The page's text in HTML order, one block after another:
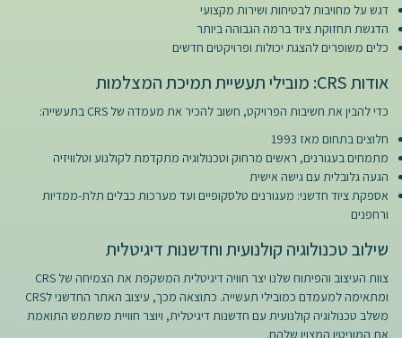
דגש על מחויבות לבטיחות ושירות מקצועי
הדגשת תחזוקת ציוד ברמה הגבוהה ביותר
כלים משופרים להצגת יכולות ופרויקטים חדשים
אודות CRS: מובילי תעשיית תמיכת המצלמות
כדי להבין את חשיבות הפרויקט, חשוב להכיר את מעמדה של CRS בתעשייה:
חלוצים בתחום מאז 1993
מתמחים בעגורנים, ראשים מרחוק וטכנולוגיה מתקדמת לקולנוע וטלוויזיה
הגעה גלובלית עם גישה אישית
אספקת ציוד חדשני: מעגורנים טלסקופיים ועד מערכות כבלים תלת-ממדיות
ורחפנים
שילוב טכנולוגיה קולנועית וחדשנות דיגיטלית
צוות העיצוב והפיתוח שלנו יצר חוויה דיגיטלית המשקפת את הצמיחה של CRS
ומתאימה למעמדם כמובילי תעשייה. כתוצאה מכך, עיצוב האתר החדשני לCRS
משלב טכנולוגיה קולנועית עם חדשנות דיגיטלית, ויוצר חוויית משתמש התואמת
את המוניטין המצוין שלהם.